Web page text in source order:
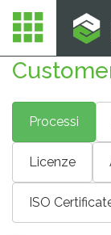
Processi
Licenze
ISO